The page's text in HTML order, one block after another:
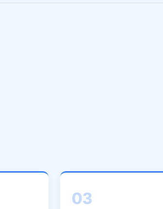
03